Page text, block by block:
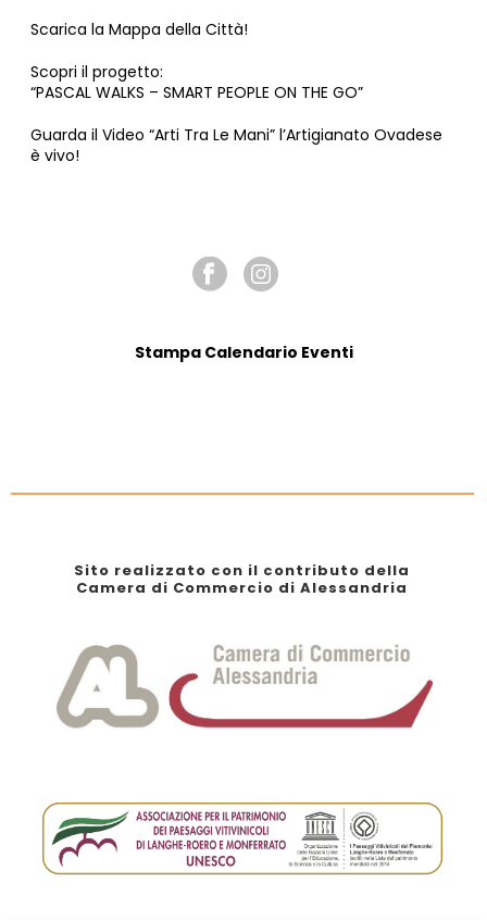
Scarica la Mappa della Città!
Scopri il progetto:
“PASCAL WALKS – SMART PEOPLE ON THE GO”
Guarda il Video “Arti Tra Le Mani” l’Artigianato Ovadese
è vivo!
Stampa Calendario Eventi
Sito realizzato con il contributo della
Camera di Commercio di Alessandria